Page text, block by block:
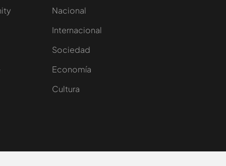
Nacional
Internacional
Sociedad
Economía
Cultura